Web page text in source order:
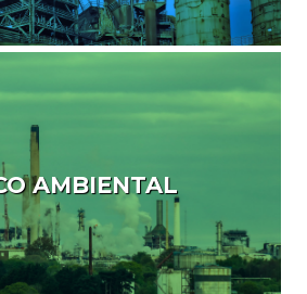
AMBIENTAL